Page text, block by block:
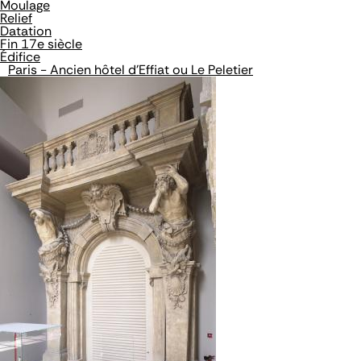
Moulage
Relief
Datation
Fin 17e siècle
Édifice
Paris - Ancien hôtel d'Effiat ou Le Peletier